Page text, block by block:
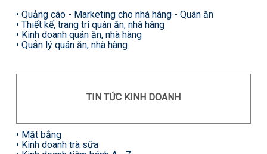
• Quảng cáo - Marketing cho nhà hàng - Quán ăn
• Thiết kế, trang trí quán ăn, nhà hàng
• Kinh doanh quán ăn, nhà hàng
• Quản lý quán ăn, nhà hàng
TIN TỨC KINH DOANH
• Mặt bằng
• Kinh doanh trà sữa